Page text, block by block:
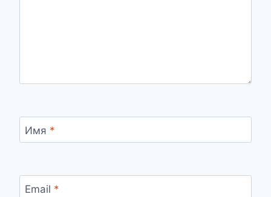
Имя *
Email *